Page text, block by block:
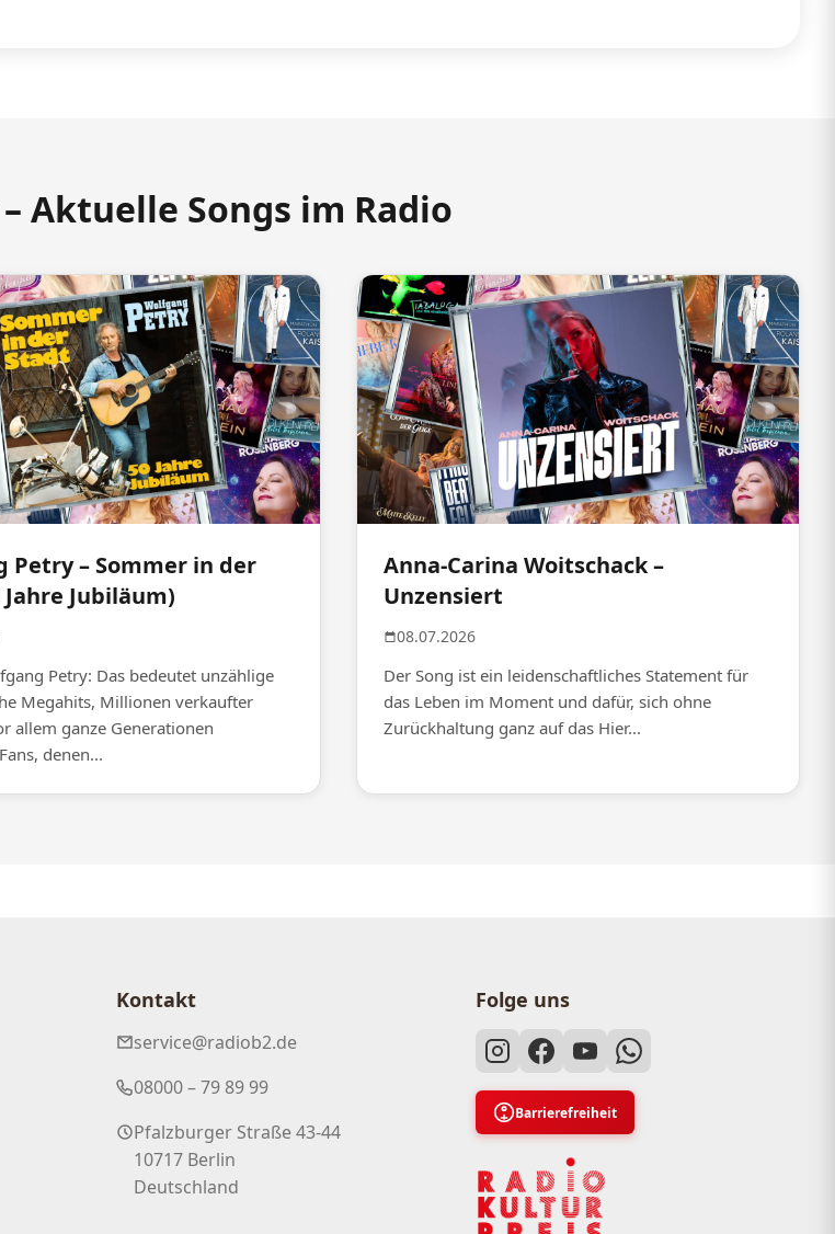
Aktuelle Songs im Radio
Petry – Sommer in der
Jubiläum)
Petry: Das bedeutet unzählige
Megahits, Millionen verkaufter
allem ganze Generationen
denen...
Anna-Carina Woitschack –
Unzensiert
08.07.2026
Der Song ist ein leidenschaftliches Statement für
das Leben im Moment und dafür, sich ohne
Zurückhaltung ganz auf das Hier...
Kontakt
service@radiob2.de
08000 – 79 89 99
Pfalzburger Straße 43-44
10717 Berlin
Deutschland
Folge uns
Barrierefreiheit